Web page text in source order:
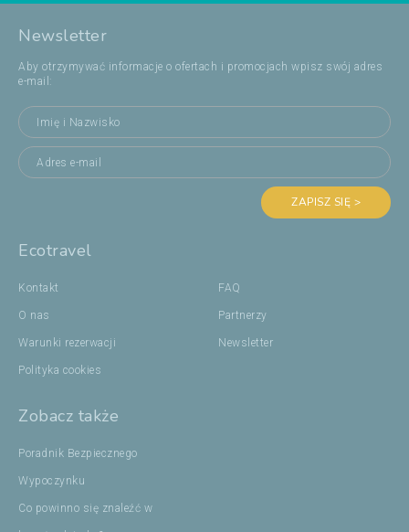
Newsletter
Aby otrzymywać informacje o ofertach i promocjach wpisz swój adres
e-mail:
ZAPISZ SIĘ >
Ecotravel
Kontakt
O nas
Warunki rezerwacji
Polityka cookies
FAQ
Partnerzy
Newsletter
Zobacz także
Poradnik Bezpiecznego
Wypoczynku
Co powinno się znaleźć w